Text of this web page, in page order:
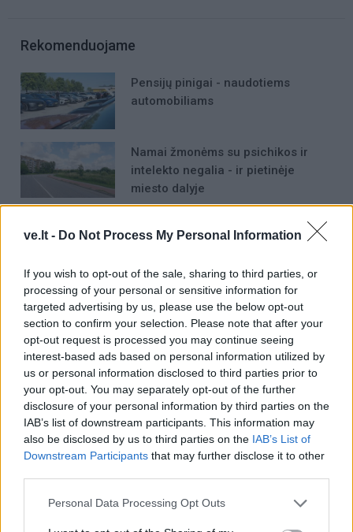
ve.lt - Do Not Process My Personal Information
If you wish to opt-out of the sale, sharing to third parties, or
processing of your personal or sensitive information for
targeted advertising by us, please use the below opt-out
section to confirm your selection. Please note that after your
opt-out request is processed you may continue seeing
interest-based ads based on personal information utilized by
us or personal information disclosed to third parties prior to
your opt-out. You may separately opt-out of the further
disclosure of your personal information by third parties on the
IAB’s list of downstream participants. This information may
also be disclosed by us to third parties on the IAB’s List of
Downstream Participants that may further disclose it to other
Personal Data Processing Opt Outs
Rekomenduojame
Pensijų pinigai - naudotiems
automobiliams
Namai žmonėms su psichikos ir
intelekto negalia - ir pietinėje
miesto dalyje
rytais stovintis ant tilto?
Pats R. Puchovičius, deklaravęs beveik pusę milijono
eurų grynųjų „kojinėje“, teigia, kad tai normalu.
Tačiau faktai, kad pensininkas tėvas ar brolis perveda
tūkstantines sumas nario mokesčio tuo metu, kai jų
sąskaitose buvo likę vos keli eurai, kelia rimtų
Šis šešėlis krenta ir ant aplinkos ministro Kastyčio
Žuromsko, kuris partijai paaukojo 2500 eurų iš grynųjų